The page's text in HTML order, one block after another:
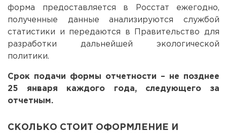
форма предоставляется в Росстат ежегодно,
полученные данные анализируются службой
статистики и передаются в Правительство для
разработки дальнейшей экологической
политики.
Срок подачи формы отчетности – не позднее
25 января каждого года, следующего за
отчетным.
СКОЛЬКО СТОИТ ОФОРМЛЕНИЕ И